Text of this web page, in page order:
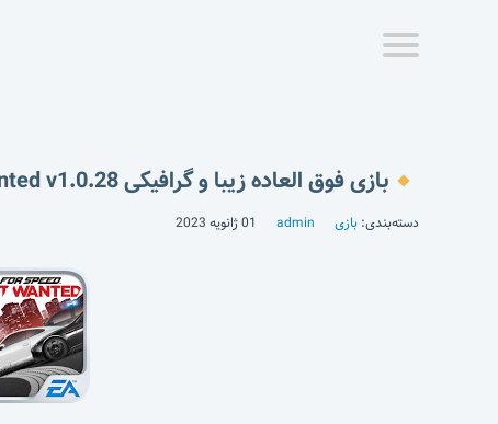
بازی فوق العاده زیبا و گرافیکی Need for Speed Most Wanted v1.0.28 + دیتا
دسته‌بندی: بازی admin 01 ژانویه 2023